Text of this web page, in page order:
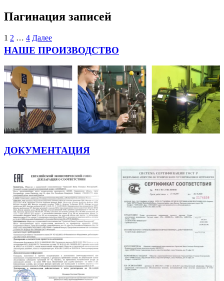
Пагинация записей
1 2 … 4 Далее
НАШЕ ПРОИЗВОДСТВО
ДОКУМЕНТАЦИЯ